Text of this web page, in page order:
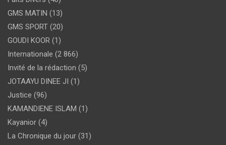
GMS MATIN (13)
GMS SPORT (20)
GOUDI KOOR (1)
Internationale (2 866)
Invité de la rédaction (5)
JOTAAYU DINEE JI (1)
Justice (96)
KAMANDIENE ISLAM (1)
Kayanior (4)
La Chronique du jour (31)